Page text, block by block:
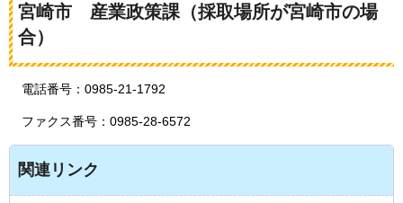
宮崎市 産業政策課（採取場所が宮崎市の場
合）
電話番号：0985-21-1792
ファクス番号：0985-28-6572
関連リンク